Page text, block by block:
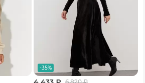
-35%